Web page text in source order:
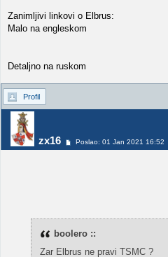
Zanimljivi linkovi o Elbrus:
Malo na engleskom
Detaljno na ruskom
Profil
zx16 Poslao: 01 Jan 2021 16:52
boolero ::
Zar Elbrus ne pravi TSMC ?